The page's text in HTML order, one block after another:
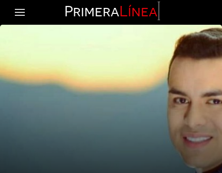
PrimeraLínea